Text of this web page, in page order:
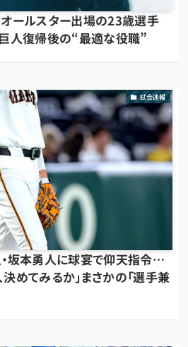
オールスター出場の23歳選手
人復帰後の“最適な役職”
試合速報
・坂本勇人に球宴で仰天指令…
めてみるか」まさかの「選手兼